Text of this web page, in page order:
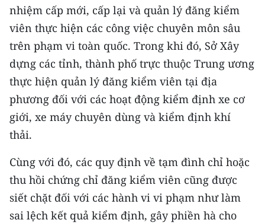
FRANÇAIS
РУССКИЙ
ESPAÑOL
한국어
nhiệm cấp mới, cấp lại và quản lý đăng kiểm
viên thực hiện các công việc chuyên môn sâu
trên phạm vi toàn quốc. Trong khi đó, Sở Xây
dựng các tỉnh, thành phố trực thuộc Trung ương
thực hiện quản lý đăng kiểm viên tại địa
phương đối với các hoạt động kiểm định xe cơ
giới, xe máy chuyên dùng và kiểm định khí
thải.
Cùng với đó, các quy định về tạm đình chỉ hoặc
thu hồi chứng chỉ đăng kiểm viên cũng được
siết chặt đối với các hành vi vi phạm như làm
sai lệch kết quả kiểm định, gây phiền hà cho